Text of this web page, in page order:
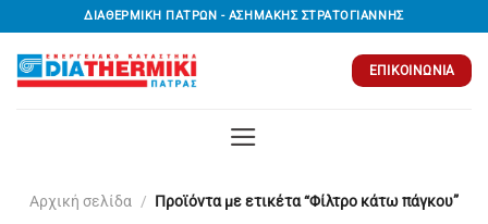
στο
περιεχόμενο
ΔΙΑΘΕΡΜΙΚΗ ΠΑΤΡΩΝ - ΑΣΗΜΑΚΗΣ ΣΤΡΑΤΟΓΙΑΝΝΗΣ
ΕΠΙΚΟΙΝΩΝΊΑ
Αρχική σελίδα / Προϊόντα με ετικέτα “Φίλτρο κάτω πάγκου”